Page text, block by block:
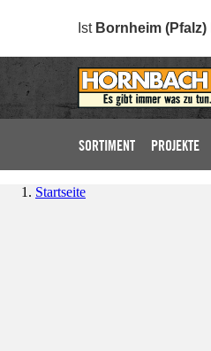
Ist Bornheim (Pfalz)
SORTIMENT PROJEKTE
Startseite